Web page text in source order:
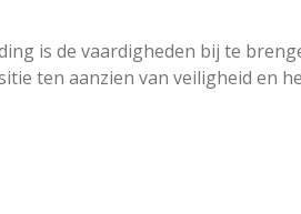
is de vaardigheden bij te
ten aanzien van veiligheid en